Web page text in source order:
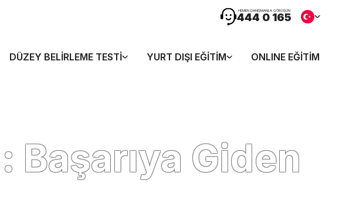
HEMEN DANIŞMANLA GÖRÜŞÜN
444 0 165
DÜZEY BELIRLEME TESTI YURT DIŞI EĞITIM ONLINE EĞITIM
Başarıya Giden